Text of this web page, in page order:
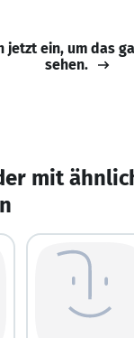
jetzt ein, um das
sehen.
mit